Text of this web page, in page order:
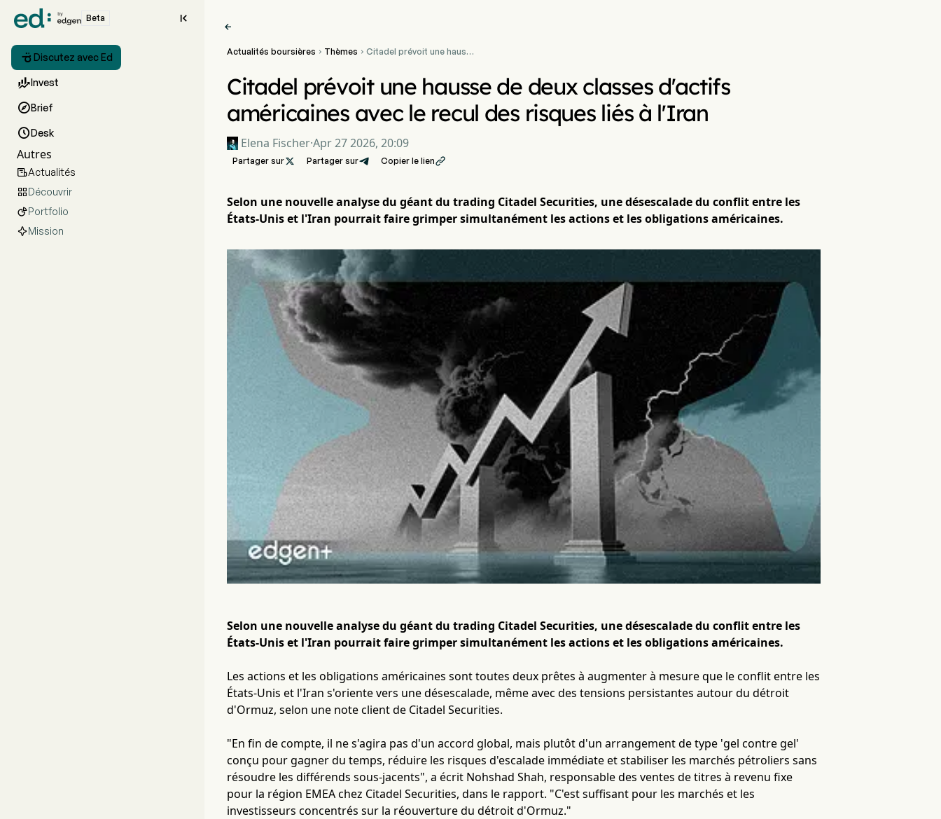
Beta 
 Discutez avec Ed
Invest
Brief
Desk
Autres
Actualités
Découvrir
Portfolio
Mission

Actualités boursières  Thèmes  Citadel prévoit une hausse
des risques liés à l'Iran
Citadel prévoit une hausse de deux classes d'actifs
américaines avec le recul des risques liés à l'Iran
Elena Fischer·Apr 27 2026, 20:09
Partager sur Partager sur Copier le lien
Selon une nouvelle analyse du géant du trading Citadel Securities, une désescalade du conflit entre les
États-Unis et l'Iran pourrait faire grimper simultanément les actions et les obligations américaines.
Selon une nouvelle analyse du géant du trading Citadel Securities, une désescalade du conflit entre les
États-Unis et l'Iran pourrait faire grimper simultanément les actions et les obligations américaines.
Les actions et les obligations américaines sont toutes deux prêtes à augmenter à mesure que le conflit entre les
États-Unis et l'Iran s'oriente vers une désescalade, même avec des tensions persistantes autour du détroit
d'Ormuz, selon une note client de Citadel Securities.
"En fin de compte, il ne s'agira pas d'un accord global, mais plutôt d'un arrangement de type 'gel contre gel'
conçu pour gagner du temps, réduire les risques d'escalade immédiate et stabiliser les marchés pétroliers sans
résoudre les différends sous-jacents", a écrit Nohshad Shah, responsable des ventes de titres à revenu fixe
pour la région EMEA chez Citadel Securities, dans le rapport. "C'est suffisant pour les marchés et les
investisseurs concentrés sur la réouverture du détroit d'Ormuz."